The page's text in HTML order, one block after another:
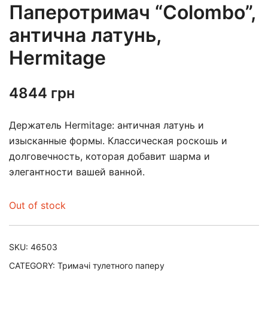
Паперотримач “Colombo”,
антична латунь,
Hermitage
4844 грн
Держатель Hermitage: античная латунь и
изысканные формы. Классическая роскошь и
долговечность, которая добавит шарма и
элегантности вашей ванной.
Out of stock
SKU: 46503
CATEGORY: Тримачі тулетного паперу